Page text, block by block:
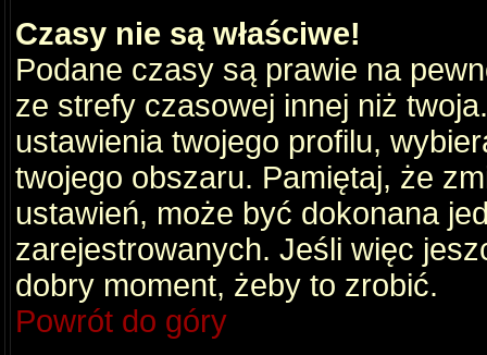
Czasy nie są właściwe!
Podane czasy są prawie na
ze strefy czasowej innej niż
ustawienia twojego profilu,
twojego obszaru. Pamiętaj, że
ustawień, może być dokonana
zarejestrowanych. Jeśli więc
dobry moment, żeby to zrobić.
Powrót do góry